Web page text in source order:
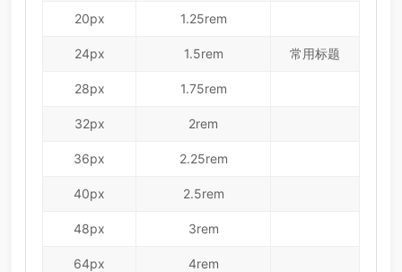
20px 1.25rem
24px 1.5rem 常用标题
28px 1.75rem
32px 2rem
36px 2.25rem
40px 2.5rem
48px 3rem
64px 4rem